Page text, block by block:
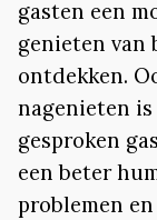
gasten een
genieten van
ontdekken.
nagenieten is
gesproken
een beter
problemen